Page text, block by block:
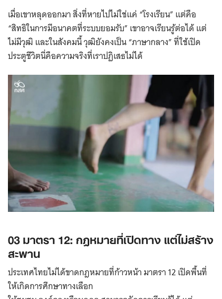
เมื่อเขาหลุดออกมา สิ่งที่หายไปไม่ใช่แค่ “โรงเรียน” แต่คือ
“สิทธิในการมีอนาคตที่ระบบยอมรับ” เขาอาจเรียนรู้ต่อได้ แต่
ไม่มีวุฒิ และในสังคมนี้ วุฒิยังคงเป็น “ภาษากลาง” ที่ใช้เปิด
ประตูชีวิตนี่คือความจริงที่เราปฏิเสธไม่ได้
03 มาตรา 12: กฎหมายที่เปิดทาง แต่ไม่สร้าง
สะพาน
ประเทศไทยไม่ได้ขาดกฎหมายที่ก้าวหน้า มาตรา 12 เปิดพื้นที่
ให้เกิดการศึกษาทางเลือก